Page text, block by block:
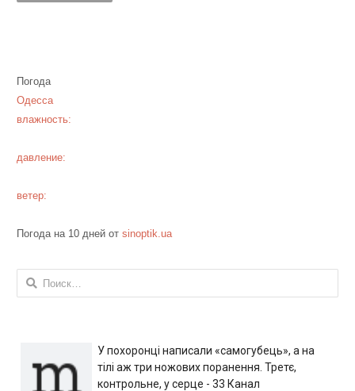
Погода
Одесса
влажность:
давление:
ветер:
Погода на 10 дней от sinoptik.ua
Найти:
У похоронці написали «самогубець», а на
тілі аж три ножових поранення. Третє,
контрольне, у серце - 33 Канал